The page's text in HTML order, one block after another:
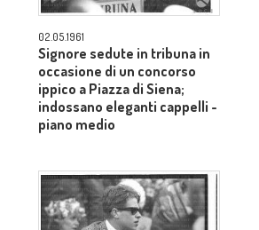
02.05.1961
Signore sedute in tribuna in
occasione di un concorso
ippico a Piazza di Siena;
indossano eleganti cappelli -
piano medio